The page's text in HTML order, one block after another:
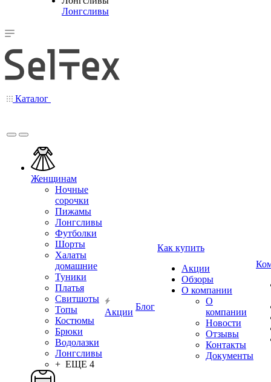
Лонгсливы
Каталог
Женщинам
Ночные
сорочки
Пижамы
Лонгсливы
Футболки
Шорты
Халаты
домашние
Туники
Платья
Свитшоты
Топы
Костюмы
Брюки
Водолазки
Лонгсливы
+ ЕЩЕ 4
Акции
Блог
Как купить
Акции
Обзоры
О компании
О
компании
Новости
Отзывы
Контакты
Документы